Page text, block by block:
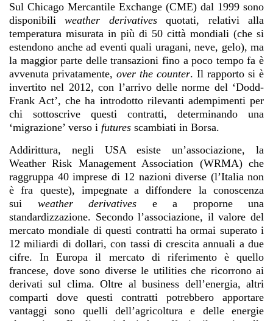
Sul Chicago Mercantile Exchange (CME) dal 1999 sono
disponibiliweather derivativesquotati, relativi alla
temperatura misurata in più di 50 città mondiali (che si
estendono anche ad eventi quali uragani, neve, gelo), ma
la maggior parte delle transazioni fino a poco tempo fa è
avvenuta privatamente, over the counter. Il rapporto si è
invertito nel 2012, con l’arrivo delle norme del ‘Dodd-
Frank Act’, che ha introdotto rilevanti adempimenti per
chi sottoscrive questi contratti, determinando una
‘migrazione’ verso i futures scambiati in Borsa.
Addirittura, negli USA esiste un’associazione, la
Weather Risk Management Association (WRMA) che
raggruppa 40 imprese di 12 nazioni diverse (l’Italia non
è fra queste), impegnate a diffondere la conoscenza
sui weather derivatives e a proporne una
standardizzazione. Secondo l’associazione, il valore del
mercato mondiale di questi contratti ha ormai superato i
12 miliardi di dollari, con tassi di crescita annuali a due
cifre. In Europa il mercato di riferimento è quello
francese, dove sono diverse le utilities che ricorrono ai
derivati sul clima. Oltre al business dell’energia, altri
comparti dove questi contratti potrebbero apportare
vantaggi sono quelli dell’agricoltura e delle energie